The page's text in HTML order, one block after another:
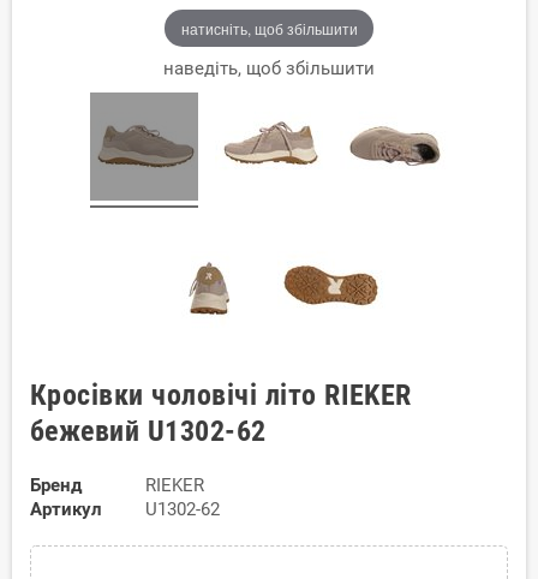
натисніть, щоб збільшити
наведіть, щоб збільшити
Кросівки чоловічі літо RIEKER
бежевий U1302-62
Бренд
RIEKER
Артикул
U1302-62